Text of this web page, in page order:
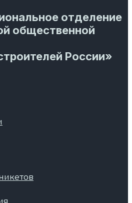
отделение
общественной
России»